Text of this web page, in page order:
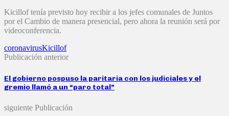
Kicillof tenía previsto hoy recibir a los jefes comunales de Juntos
por el Cambio de manera presencial, pero ahora la reunión será por
videoconferencia.
coronavirusKicillof
Publicación anterior
El gobierno pospuso la paritaria con los judiciales y el
gremio llamó a un “paro total”
siguiente Publicación